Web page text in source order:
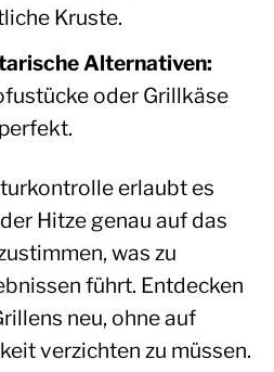
Kruste.
Alternativen:
oder Grillkäse
erlaubt es
Hitze genau auf das
was zu
führt. Entdecken
neu, ohne auf
verzichten zu müssen.